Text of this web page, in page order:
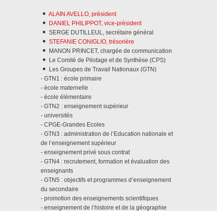
ALAIN AVELLO, président
DANIEL PHILIPPOT, vice-président
SERGE DUTILLEUL, secrétaire général
STEFANIE CONIGLIO, trésorière
MANON PRINCET, chargée de communication
Le Comité de Pilotage et de Synthèse (CPS)
Les Groupes de Travail Nationaux (GTN)
- GTN1 : école primaire
- école maternelle
- école élémentaire
- GTN2 : enseignement supérieur
- universités
- CPGE-Grandes Ecoles
- GTN3 : administration de l’Education nationale et
de l’enseignement supérieur
- enseignement privé sous contrat
- GTN4 : recrutement, formation et évaluation des
enseignants
- GTN5 : objectifs et programmes d’enseignement
du secondaire
- promotion des enseignements scientifiques
- enseignement de l’histoire et de la géographie